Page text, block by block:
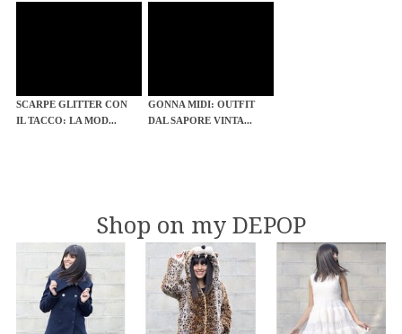
SCARPE GLITTER CON
IL TACCO: LA MOD...
GONNA MIDI: OUTFIT
DAL SAPORE VINTA...
Shop on my DEPOP